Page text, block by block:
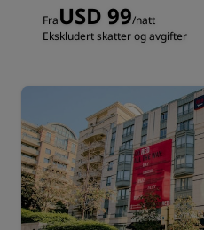
FraUSD 99/natt
Ekskludert skatter og avgifter